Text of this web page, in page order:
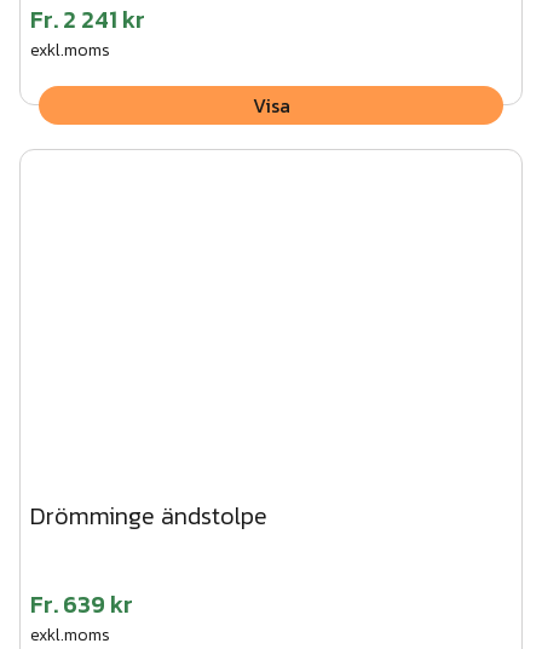
Fr.2 241 kr
exkl.moms
Visa
Drömminge ändstolpe
Fr.639 kr
exkl.moms